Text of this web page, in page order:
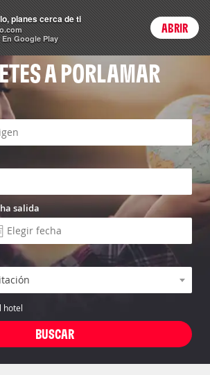
Login
A PORLAMAR
salida
hotel
planes cerca de ti
Google Play
ABRIR